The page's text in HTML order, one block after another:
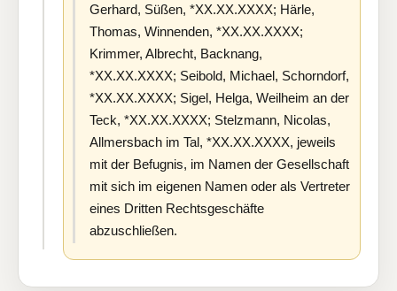
Gerhard, Süßen, *XX.XX.XXXX; Härle,
Thomas, Winnenden, *XX.XX.XXXX;
Krimmer, Albrecht, Backnang,
*XX.XX.XXXX; Seibold, Michael, Schorndorf,
*XX.XX.XXXX; Sigel, Helga, Weilheim an der
Teck, *XX.XX.XXXX; Stelzmann, Nicolas,
Allmersbach im Tal, *XX.XX.XXXX, jeweils
mit der Befugnis, im Namen der Gesellschaft
mit sich im eigenen Namen oder als Vertreter
eines Dritten Rechtsgeschäfte
abzuschließen.